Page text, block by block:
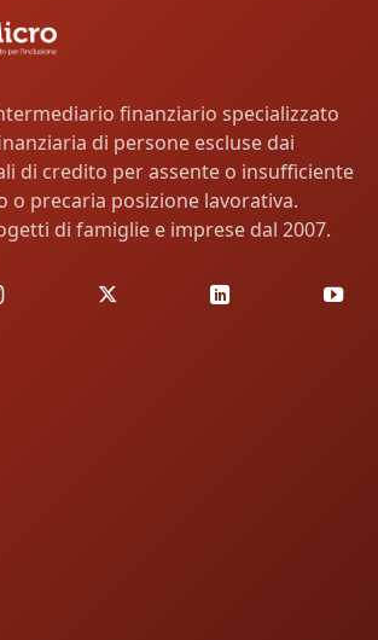
finanziario specializzato
di persone escluse dai
di credito per assente o insufficiente
o precaria posizione lavorativa.
di famiglie e imprese dal 2007.